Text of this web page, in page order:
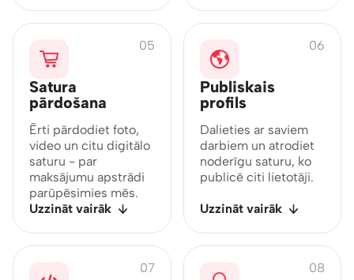
Satura
pārdošana
Ērti pārdodiet foto,
video un citu digitālo
saturu - par
maksājumu apstrādi
parūpēsimies mēs.
05
Uzzināt vairāk
Publiskais
profils
Dalieties ar saviem
darbiem un atrodiet
noderīgu saturu, ko
publicē citi lietotāji.
06
Uzzināt vairāk
07 08